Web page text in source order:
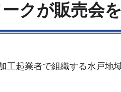
クが販売会
起業者で組織する水戸地